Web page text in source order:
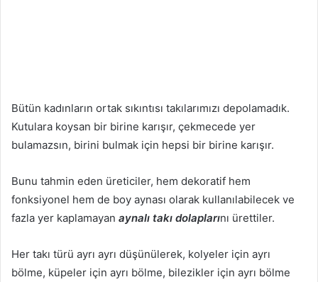
Bütün kadınların ortak sıkıntısı takılarımızı depolamadık.
Kutulara koysan bir birine karışır, çekmecede yer
bulamazsın, birini bulmak için hepsi bir birine karışır.
Bunu tahmin eden üreticiler, hem dekoratif hem
fonksiyonel hem de boy aynası olarak kullanılabilecek ve
fazla yer kaplamayan aynalı takı dolaplarını ürettiler.
Her takı türü ayrı ayrı düşünülerek, kolyeler için ayrı
bölme, küpeler için ayrı bölme, bilezikler için ayrı bölme